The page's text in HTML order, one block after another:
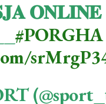
𝐎𝐍𝐋𝐈𝐍𝐄
#PORGHA